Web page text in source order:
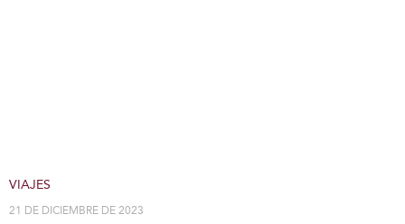
21 DE DICIEMBRE DE 2023
VIAJES